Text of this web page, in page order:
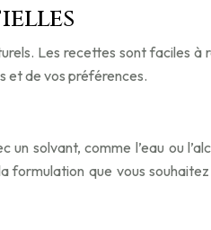
Les recettes sont faciles
et de vos préférences.
solvant, comme l’eau ou
que vous